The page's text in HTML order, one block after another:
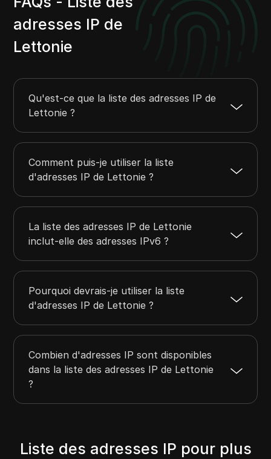
57.86.168.0
57.86.171.255
1024
62.63.128.0
adresses IP de
Lettonie
Qu'est-ce que la liste des adresses IP de
Lettonie ?
Comment puis-je utiliser la liste
d'adresses IP de Lettonie ?
La liste des adresses IP de Lettonie
inclut-elle des adresses IPv6 ?
Pourquoi devrais-je utiliser la liste
d'adresses IP de Lettonie ?
Combien d'adresses IP sont disponibles
dans la liste des adresses IP de Lettonie
?
Liste des adresses IP pour plus